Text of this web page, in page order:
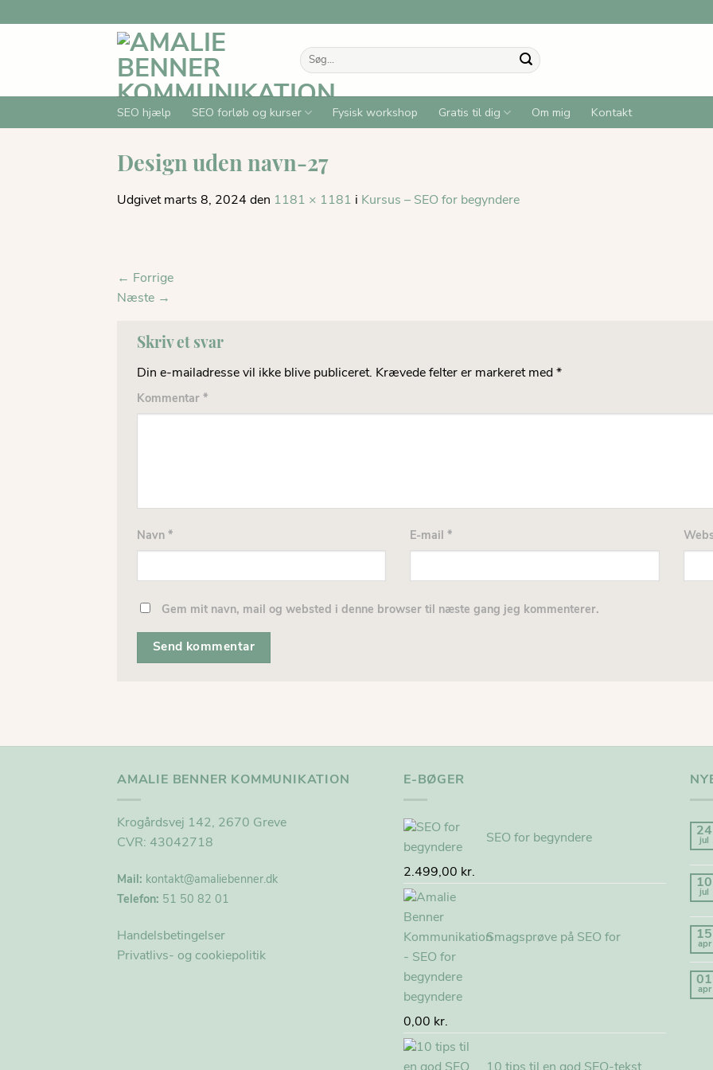
Søg
efter:
SEO hjælp SEO forløb og kurser Fysisk workshop Gratis til dig Om mig Kontakt
Design uden navn-27
Udgivet marts 8, 2024 den 1181 × 1181 i Kursus – SEO for begyndere
← Forrige
Næste →
Skriv et svar
Din e-mailadresse vil ikke blive publiceret. Krævede felter er markeret med *
Kommentar *
Navn * E-mail*
Gem mit navn, mail og websted i denne browser til næste gang jeg kommenterer.
AMALIE BENNER KOMMUNIKATION
Krogårdsvej 142, 2670 Greve
CVR: 43042718
Mail: kontakt@amaliebenner.dk
Telefon: 51 50 82 01
Handelsbetingelser
Privatlivs- og cookiepolitik
E-BØGER
SEO for begyndere
2.499,00 kr.
Smagsprøve på SEO for
begyndere
0,00 kr.
24
jul
10
jul
15
apr
01
apr